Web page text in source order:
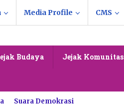
Media Profile CMS
Budaya Jejak Komunitas
Suara Demokrasi